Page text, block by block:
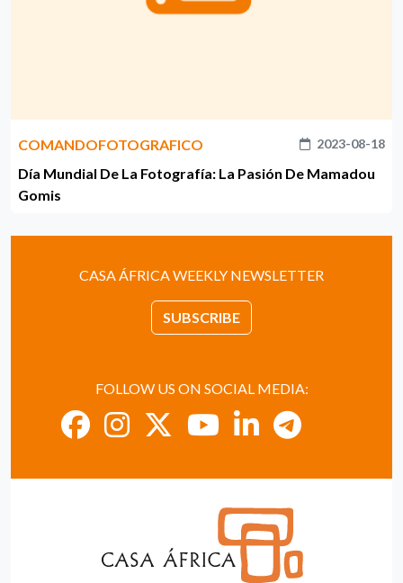
COMANDOFOTOGRAFICO 2023-08-18
Día Mundial De La Fotografía: La Pasión De Mamadou
Gomis
CASA ÁFRICA WEEKLY NEWSLETTER
SUBSCRIBE
FOLLOW US ON SOCIAL MEDIA: